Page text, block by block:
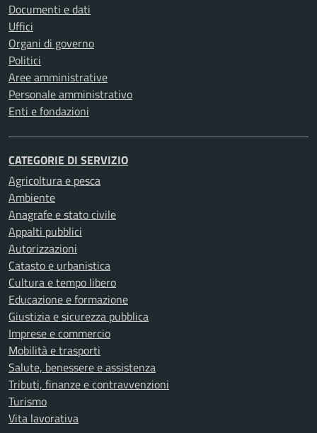
Documenti e dati
Uffici
Organi di governo
Politici
Aree amministrative
Personale amministrativo
Enti e fondazioni
CATEGORIE DI SERVIZIO
Agricoltura e pesca
Ambiente
Anagrafe e stato civile
Appalti pubblici
Autorizzazioni
Catasto e urbanistica
Cultura e tempo libero
Educazione e formazione
Giustizia e sicurezza pubblica
Imprese e commercio
Mobilità e trasporti
Salute, benessere e assistenza
Tributi, finanze e contravvenzioni
Turismo
Vita lavorativa